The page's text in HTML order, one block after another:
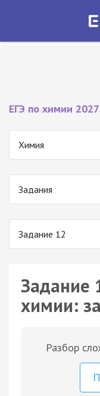
Экзамер
ЕГЭ по химии 2027
Химия
Задания
Задание 12
Задание
химии:
Разбор